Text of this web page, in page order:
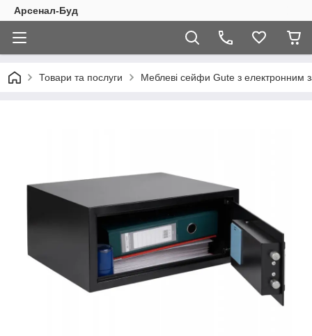
Арсенал-Буд
Товари та послуги Меблеві сейфи Gute з електронним